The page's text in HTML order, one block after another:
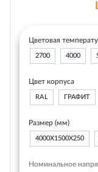
Цветовая
2700 4000
Цвет корпуса
RAL ГРАФИТ
Размер (мм)
4000Х1500Х250
Номинальное